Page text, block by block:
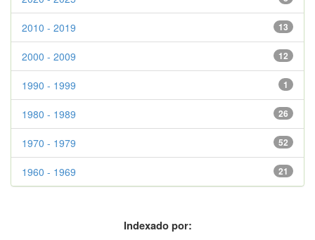
13
2010 - 2019
12
2000 - 2009
1
1990 - 1999
26
1980 - 1989
52
1970 - 1979
21
1960 - 1969
Indexado por: